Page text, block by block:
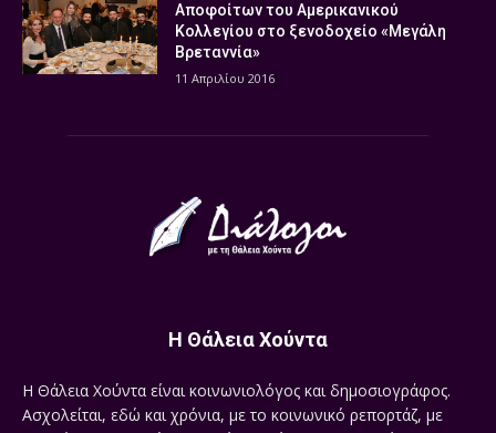
Αποφοίτων του Αμερικανικού
Κολλεγίου στο ξενοδοχείο «Μεγάλη
Βρεταννία»
11 Απριλίου 2016
Η Θάλεια Χούντα
Η Θάλεια Χούντα είναι κοινωνιολόγος και δημοσιογράφος.
Ασχολείται, εδώ και χρόνια, με το κοινωνικό ρεπορτάζ, με